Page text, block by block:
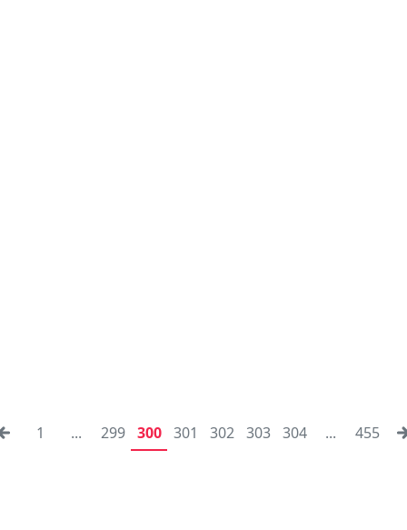
1 ... 299 300 301 302 303 304 ... 455